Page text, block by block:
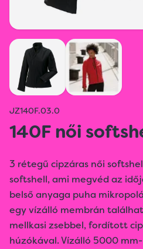
JZ140F.03.0
140F női
3 rétegű cipzáras női
softshell, ami megvéd az
belső anyaga puha
egy vízálló membrán
mellkasi zsebbel, fordított
húzókával. Vízálló 5000